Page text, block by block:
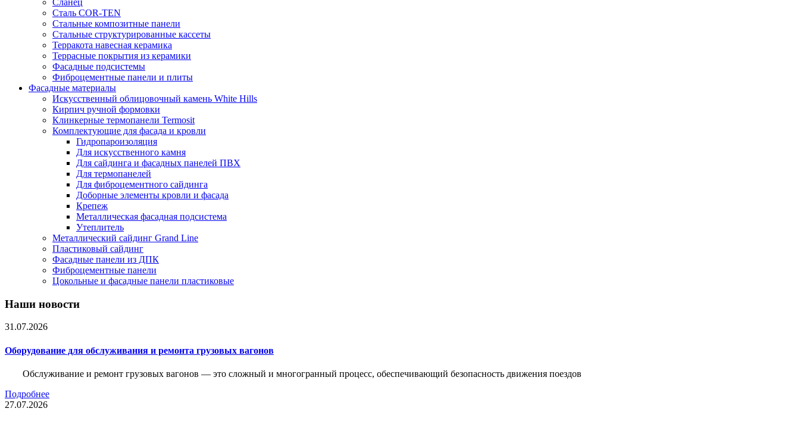
Сланец
Сталь COR-TEN
Стальные композитные панели
Стальные структурированные кассеты
Терракота навесная керамика
Террасные покрытия из керамики
Фасадные подсистемы
Фиброцементные панели и плиты
Фасадные материалы
Искусственный облицовочный камень White Hills
Кирпич ручной формовки
Клинкерные термопанели Termosit
Комплектующие для фасада и кровли
Гидропароизоляция
Для искусственного камня
Для сайдинга и фасадных панелей ПВХ
Для термопанелей
Для фиброцементного сайдинга
Доборные элементы кровли и фасада
Крепеж
Металлическая фасадная подсистема
Утеплитель
Металлический сайдинг Grand Line
Пластиковый сайдинг
Фасадные панели из ДПК
Фиброцементные панели
Цокольные и фасадные панели пластиковые
Наши новости
31.07.2026
Оборудование для обслуживания и ремонта грузовых вагонов
Обслуживание и ремонт грузовых вагонов — это сложный и многогранный процесс, обеспечивающий безопасность движения поездов
Подробнее
27.07.2026